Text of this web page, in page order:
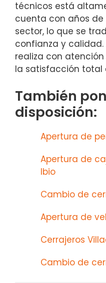
técnicos está
cuenta con años
sector, lo que se
confianza y
realiza con
la satisfacción total
También
disposición:
Apertura de
Apertura de
Ibio
Cambio de
Apertura de
Cerrajeros
Cambio de